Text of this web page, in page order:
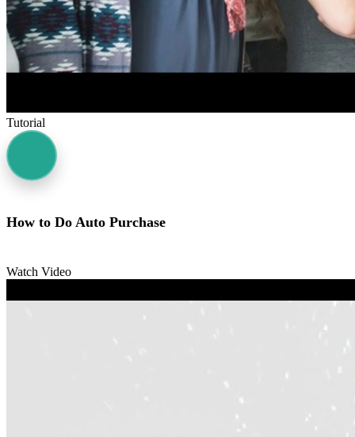
Tutorial
How to Do Auto Purchase
Watch Video